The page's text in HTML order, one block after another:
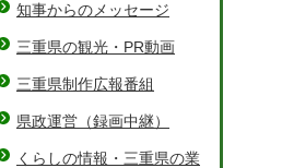
知事からのメッセージ
三重県の観光・PR動画
三重県制作広報番組
県政運営（録画中継）
くらしの情報・三重県の業